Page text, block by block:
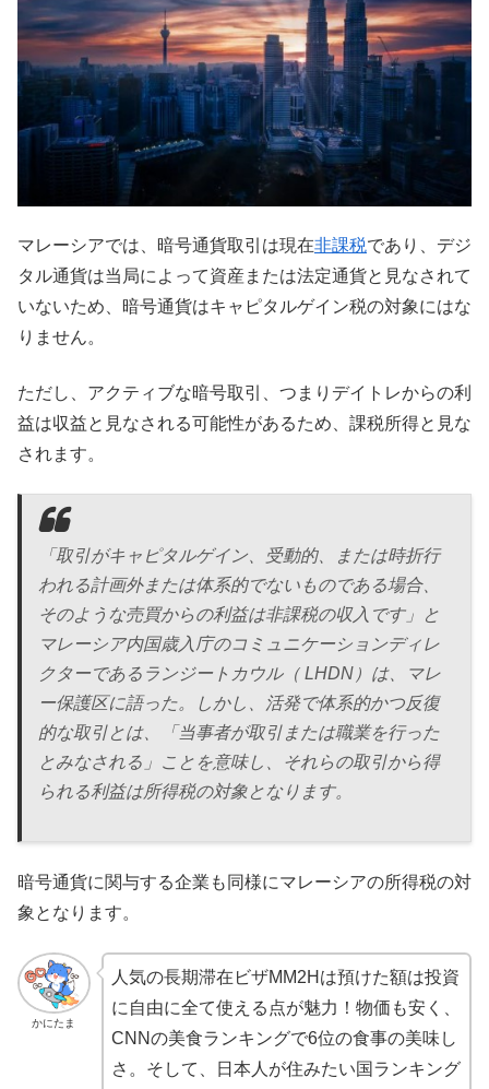
マレーシアでは、暗号通貨取引は現在非課税であり、デジ
タル通貨は当局によって資産または法定通貨と見なされて
いないため、暗号通貨はキャピタルゲイン税の対象にはな
りません。
ただし、アクティブな暗号取引、つまりデイトレからの利
益は収益と見なされる可能性があるため、課税所得と見な
されます。
「取引がキャピタルゲイン、受動的、または時折行
われる計画外または体系的でないものである場合、
そのような売買からの利益は非課税の収入です」と
マレーシア内国歳入庁のコミュニケーションディレ
クターであるランジートカウル（ LHDN）は、
マレ
ー保護区に語った。しかし、活発で体系的かつ反復
的な取引とは、「当事者が取引または職業を行った
とみなされる」ことを意味し、それらの取引から得
られる利益は所得税の対象となります。
暗号通貨に関与する企業も同様にマレーシアの所得税の対
象となります。
かにたま
人気の長期滞在ビザMM2Hは預けた額は投資
に自由に全て使える点が魅力！物価も安く、
CNNの美食ランキングで6位の食事の美味し
さ。そして、日本人が住みたい国ランキング